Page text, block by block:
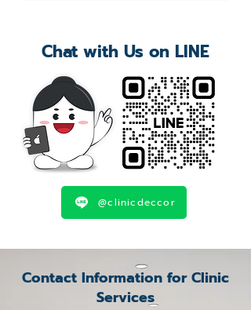
Chat with Us on LINE
@clinicdeccor
Contact Information for Clinic
Services